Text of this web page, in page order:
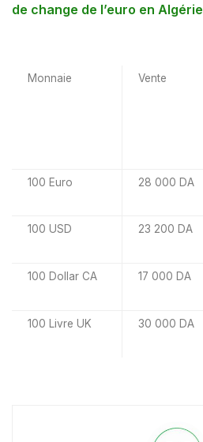
de change de l’euro en Algérie
Monnaie
Vente
100 Euro 28 000 DA
100 USD 23 200 DA
100 Dollar CA 17 000 DA
100 Livre UK 30 000 DA